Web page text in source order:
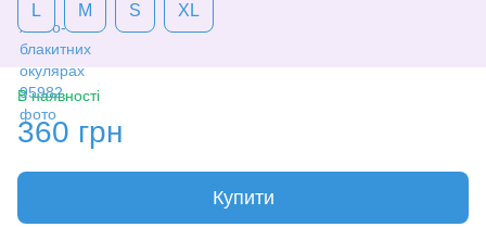
L M S XL
В наявності
360 грн
Купити